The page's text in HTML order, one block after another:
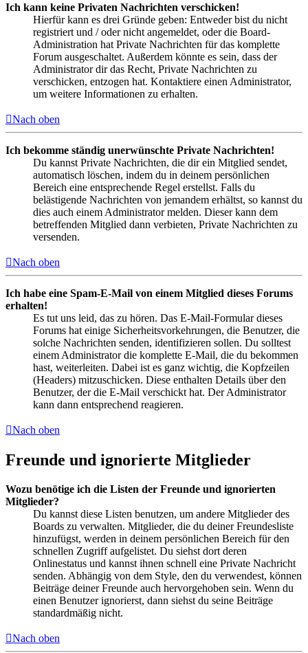
Ich kann keine Privaten Nachrichten verschicken!
Hierfür kann es drei Gründe geben: Entweder bist du nicht
registriert und / oder nicht angemeldet, oder die Board-
Administration hat Private Nachrichten für das komplette
Forum ausgeschaltet. Außerdem könnte es sein, dass der
Administrator dir das Recht, Private Nachrichten zu
verschicken, entzogen hat. Kontaktiere einen Administrator,
um weitere Informationen zu erhalten.
Nach oben
Ich bekomme ständig unerwünschte Private Nachrichten!
Du kannst Private Nachrichten, die dir ein Mitglied sendet,
automatisch löschen, indem du in deinem persönlichen
Bereich eine entsprechende Regel erstellst. Falls du
belästigende Nachrichten von jemandem erhältst, so kannst du
dies auch einem Administrator melden. Dieser kann dem
betreffenden Mitglied dann verbieten, Private Nachrichten zu
versenden.
Nach oben
Ich habe eine Spam-E-Mail von einem Mitglied dieses Forums
erhalten!
Es tut uns leid, das zu hören. Das E-Mail-Formular dieses
Forums hat einige Sicherheitsvorkehrungen, die Benutzer, die
solche Nachrichten senden, identifizieren sollen. Du solltest
einem Administrator die komplette E-Mail, die du bekommen
hast, weiterleiten. Dabei ist es ganz wichtig, die Kopfzeilen
(Headers) mitzuschicken. Diese enthalten Details über den
Benutzer, der die E-Mail verschickt hat. Der Administrator
kann dann entsprechend reagieren.
Nach oben
Freunde und ignorierte Mitglieder
Wozu benötige ich die Listen der Freunde und ignorierten
Mitglieder?
Du kannst diese Listen benutzen, um andere Mitglieder des
Boards zu verwalten. Mitglieder, die du deiner Freundesliste
hinzufügst, werden in deinem persönlichen Bereich für den
schnellen Zugriff aufgelistet. Du siehst dort deren
Onlinestatus und kannst ihnen schnell eine Private Nachricht
senden. Abhängig von dem Style, den du verwendest, können
Beiträge deiner Freunde auch hervorgehoben sein. Wenn du
einen Benutzer ignorierst, dann siehst du seine Beiträge
standardmäßig nicht.
Nach oben